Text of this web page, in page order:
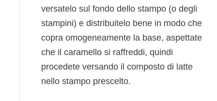
versatelo sul fondo dello stampo (o degli
stampini) e distribuitelo bene in modo che
copra omogeneamente la base, aspettate
che il caramello si raffreddi, quindi
procedete versando il composto di latte
nello stampo prescelto.